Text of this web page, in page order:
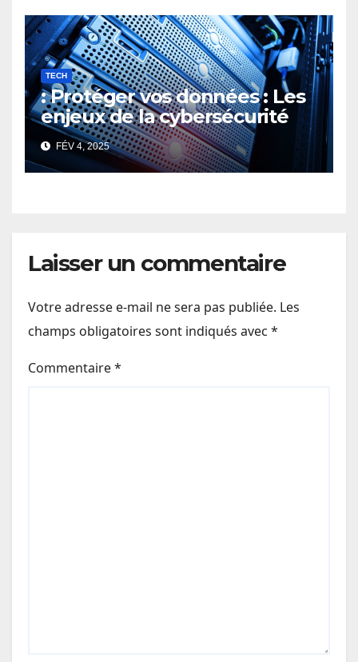
TECH
: Protéger vos données : Les
enjeux de la cybersécurité
dans le cloud
FÉV 4, 2025
Laisser un commentaire
Votre adresse e-mail ne sera pas publiée. Les
champs obligatoires sont indiqués avec *
Commentaire*